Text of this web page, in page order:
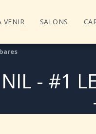
VENIR SALONS
NIL - #1